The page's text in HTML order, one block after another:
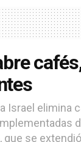
Israel elimina
que se